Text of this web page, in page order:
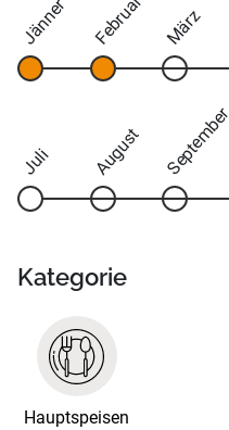
Jänner Februar März
Juli August September
Kategorie
Hauptspeisen